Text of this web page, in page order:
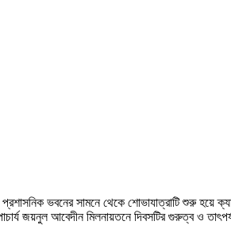
প্রশাসনিক ভবনের সামনে থেকে শোভাযাত্রাটি শুরু হয়ে
জয়নুল আবেদীন মিলনায়তনে দিবসটির গুরুত্ব ও